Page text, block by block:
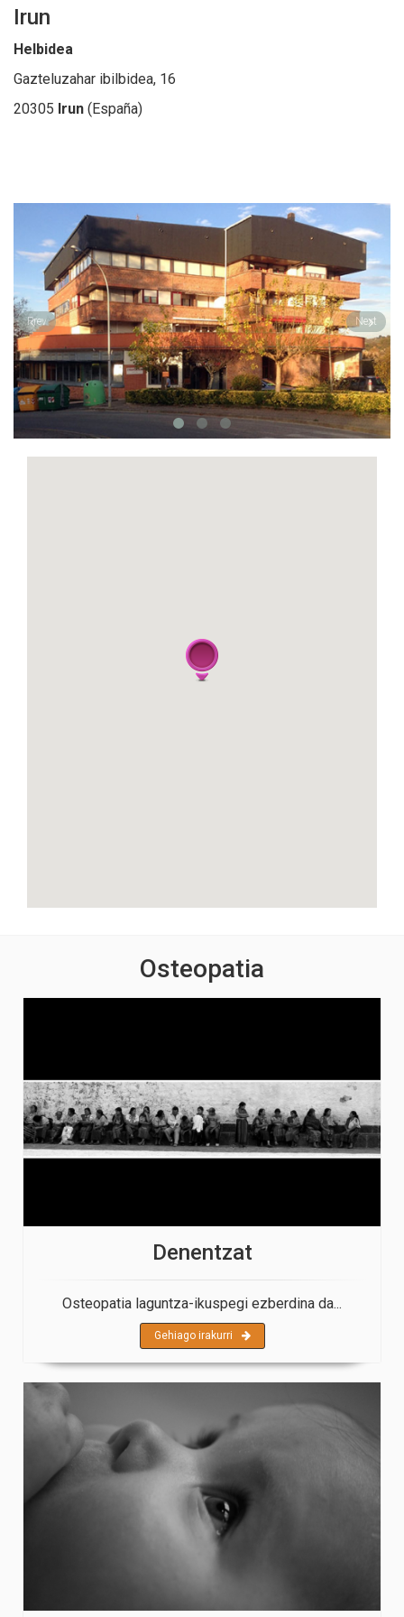
Irun
Helbidea
Gazteluzahar ibilbidea, 16
20305 Irun (España)
Prev Next
Osteopatia
Denentzat
Osteopatia laguntza-ikuspegi ezberdina da...
Gehiago irakurri